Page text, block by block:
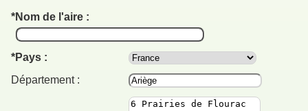
Nom de l'aire :
Pays :
Département :